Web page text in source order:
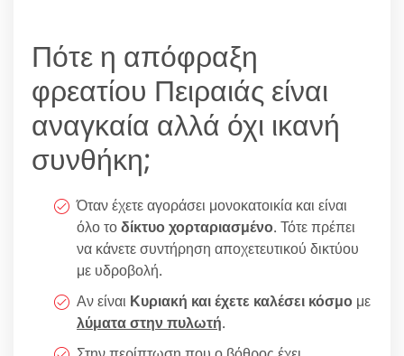
Πότε η απόφραξη
φρεατίου Πειραιάς είναι
αναγκαία αλλά όχι ικανή
συνθήκη;
Όταν έχετε αγοράσει μονοκατοικία και είναι
όλο τοδίκτυο χορταριασμένο. Τότε πρέπει
να κάνετε συντήρηση αποχετευτικού δικτύου
με υδροβολή.
Αν είναι Κυριακή και έχετε καλέσει κόσμο με
λύματα στην πυλωτή.